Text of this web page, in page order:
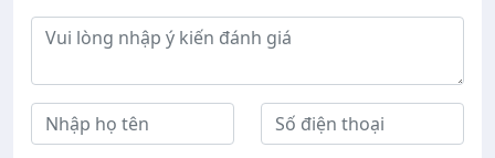
Ý kiến đánh giá